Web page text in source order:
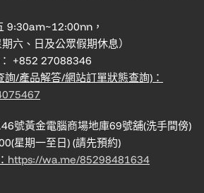
9:30am~12:00nn，
六、日及公眾假期休息）
+852 27088346
/產品解答/網站訂單狀態查詢)：
號黃金電腦商場地庫69號舖(洗手間傍)
星期一至日) (請先預約)
https://wa.me/85298481634